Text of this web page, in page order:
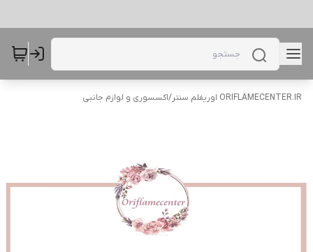
ORIFLAMECENTER.IR اوریفلم سنتر /اکسسوری و لوازم جانبی